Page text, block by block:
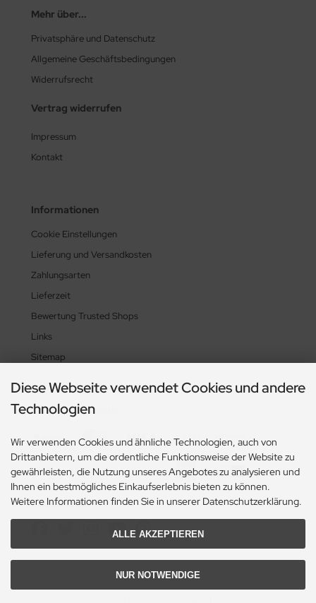
Mehr über...
Privatsphäre und Datenschutz
Allgemeine Geschäftsbedingungen
Widerrufsrecht
Vertrag widerrufen
Impressum
Kontakt
Informationen
Cookie Einstellungen
Lieferung und Versandkosten
Zahlungsarten
Lieferzeit
Bewertung Trusted Shops
Links
Sitemap
Zahlungsmethoden
Social Media
Diese Webseite verwendet Cookies und andere
Technologien
Wir verwenden Cookies und ähnliche Technologien, auch von
Drittanbietern, um die ordentliche Funktionsweise der Website zu
gewährleisten, die Nutzung unseres Angebotes zu analysieren und
Ihnen ein bestmögliches Einkaufserlebnis bieten zu können.
Weitere Informationen finden Sie in unserer Datenschutzerklärung.
ALLE AKZEPTIEREN
NUR NOTWENDIGE